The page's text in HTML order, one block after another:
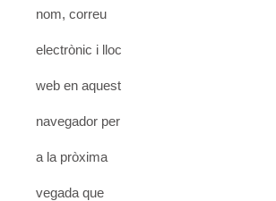
nom, correu
electrònic i lloc
web en aquest
navegador per
a la pròxima
vegada que